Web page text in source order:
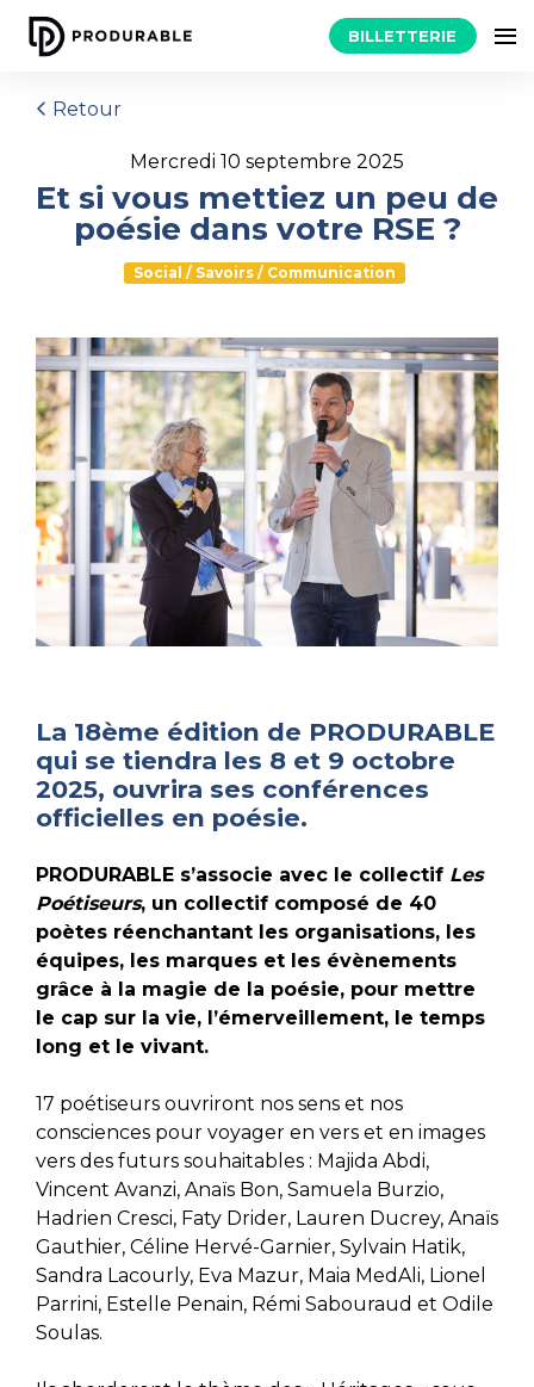
BILLETTERIE
Retour
mercredi 10 septembre 2025
Et si vous mettiez un peu de
poésie dans votre RSE ?
Social / Savoirs / Communication
La 18ème édition de PRODURABLE
qui se tiendra les 8 et 9 octobre
2025, ouvrira ses conférences
officielles en poésie.
PRODURABLE s’associe avec le collectif Les
Poétiseurs, un collectif composé de 40
poètes réenchantant les organisations, les
équipes, les marques et les évènements
grâce à la magie de la poésie, pour mettre
le cap sur la vie, l’émerveillement, le temps
long et le vivant.
17 poétiseurs ouvriront nos sens et nos
consciences pour voyager en vers et en images
vers des futurs souhaitables : Majida Abdi,
Vincent Avanzi, Anaïs Bon, Samuela Burzio,
Hadrien Cresci, Faty Drider, Lauren Ducrey, Anaïs
Gauthier, Céline Hervé-Garnier, Sylvain Hatik,
Sandra Lacourly, Eva Mazur, Maia MedAli, Lionel
Parrini, Estelle Penain, Rémi Sabouraud et Odile
Soulas.